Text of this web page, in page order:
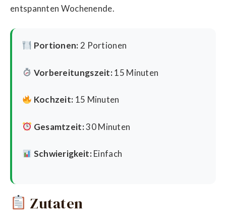
entspannten Wochenende.
Portionen: 2 Portionen
Vorbereitungszeit:15 Minuten
Kochzeit: 15 Minuten
Gesamtzeit:30 Minuten
Schwierigkeit:Einfach
Zutaten